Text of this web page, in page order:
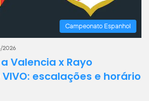
Campeonato Espanhol
2026
Valencia x Rayo
escalações e horário